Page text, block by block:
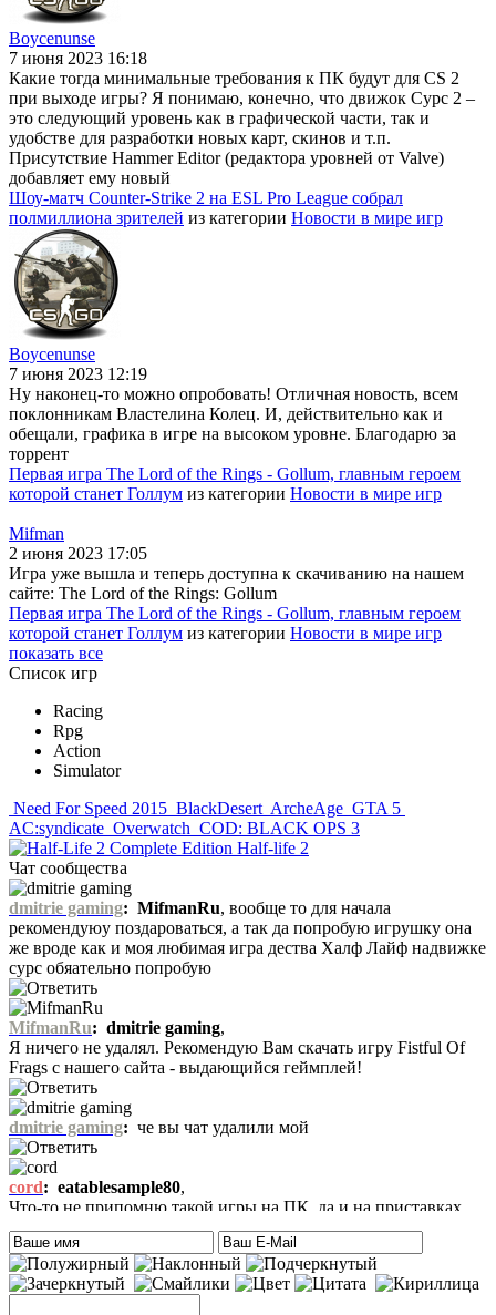
Boycenunse
7 июня 2023 16:18
Какие тогда минимальные требования к ПК будут для CS 2
при выходе игры? Я понимаю, конечно, что движок Сурс 2 –
это следующий уровень как в графической части, так и
удобстве для разработки новых карт, скинов и т.п.
Присутствие Hammer Editor (редактора уровней от Valve)
добавляет ему новый
Шоу-матч Counter-Strike 2 на ESL Pro League собрал
полмиллиона зрителей из категории Новости в мире игр
Boycenunse
7 июня 2023 12:19
Ну наконец-то можно опробовать! Отличная новость, всем
поклонникам Властелина Колец. И, действительно как и
обещали, графика в игре на высоком уровне. Благодарю за
торрент
Первая игра The Lord of the Rings - Gollum, главным героем
которой станет Голлум из категории Новости в мире игр
Mifman
2 июня 2023 17:05
Игра уже вышла и теперь доступна к скачиванию на нашем
сайте: The Lord of the Rings: Gollum
Первая игра The Lord of the Rings - Gollum, главным героем
которой станет Голлум из категории Новости в мире игр
показать все
Список игр
Racing
Rpg
Action
Simulator
Need For Speed 2015 BlackDesert ArcheAge GTA 5
AC:syndicate Overwatch COD: BLACK OPS 3
Half-life 2
Чат сообщества
dmitrie gaming: MifmanRu, вообще то для начала
рекомендуюу поздароваться, а так да попробую игрушку она
же вроде как и моя любимая игра дества Халф Лайф надвижке
сурс обяательно попробую
MifmanRu: dmitrie gaming,
Я ничего не удалял. Рекомендую Вам скачать игру Fistful Of
Frags с нашего сайта - выдающийся геймплей!
dmitrie gaming: че вы чат удалили мой
cord: eatablesample80,
Что-то не припомню такой игры на ПК, да и на приставках
тоже. Есть только одна мысль – это онлайн игра-одевалка
Hilary Duff and Her Baby.
На сайте нет онлайн игр. А вообще, Хилари Дафф – это
актриса